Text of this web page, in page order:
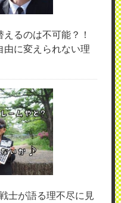
るのは不可能？！
由に変えられない理
士が語る理不尽に見